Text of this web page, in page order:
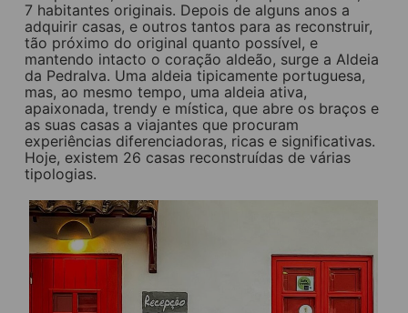
7 habitantes originais. Depois de alguns anos a
adquirir casas, e outros tantos para as reconstruir,
tão próximo do original quanto possível, e
mantendo intacto o coração aldeão, surge a Aldeia
da Pedralva. Uma aldeia tipicamente portuguesa,
mas, ao mesmo tempo, uma aldeia ativa,
apaixonada, trendy e mística, que abre os braços e
as suas casas a viajantes que procuram
experiências diferenciadoras, ricas e significativas.
Hoje, existem 26 casas reconstruídas de várias
tipologias.